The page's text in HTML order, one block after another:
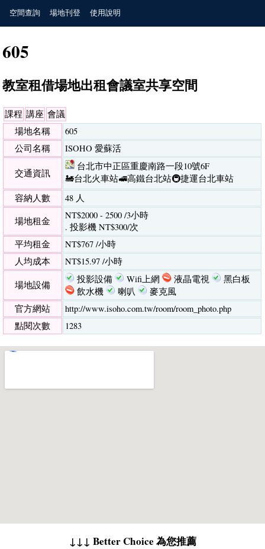
空間查詢 場地刊登 使用說明
605
教室租借場地出租會議室共享空間
課程 講座 會議
場地名稱
605
公司名稱
ISOHO 愛蘇活
交通資訊
台北市中正區重慶南路一段10號6F
🚂台北火車站🚅高鐵台北站🚇捷運台北車站
容納人數
48 人
場地租金
NT$2000 - 2500 /3小時
. 投影機 NT$300/次
平均租金
NT$767 /小時
人均成本
NT$15.97 /小時
場地設備
投影設備 Wifi上網 液晶電視
黑白板
飲水機
喇叭
麥克風
官方網站
http://www.isoho.com.tw/room/room_photo.php
點閱次數
1283
↓↓↓ Better Choice 為您推薦